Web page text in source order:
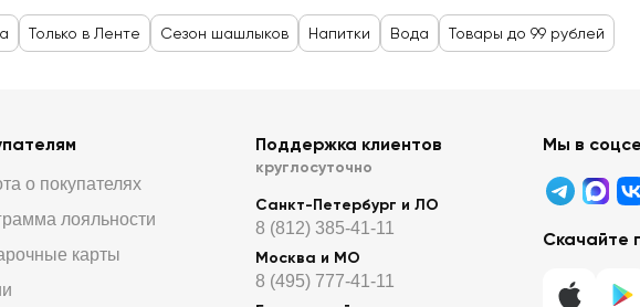
Только в Ленте Сезон шашлыков Напитки Вода Товары до 99 рублей
о покупателях
лояльности
карты
Поддержка клиентов
круглосуточно
Санкт-Петербург и ЛО
8 (812) 385-41-11
Москва и МО
8 (495) 777-41-11
Мы в
Скачайте